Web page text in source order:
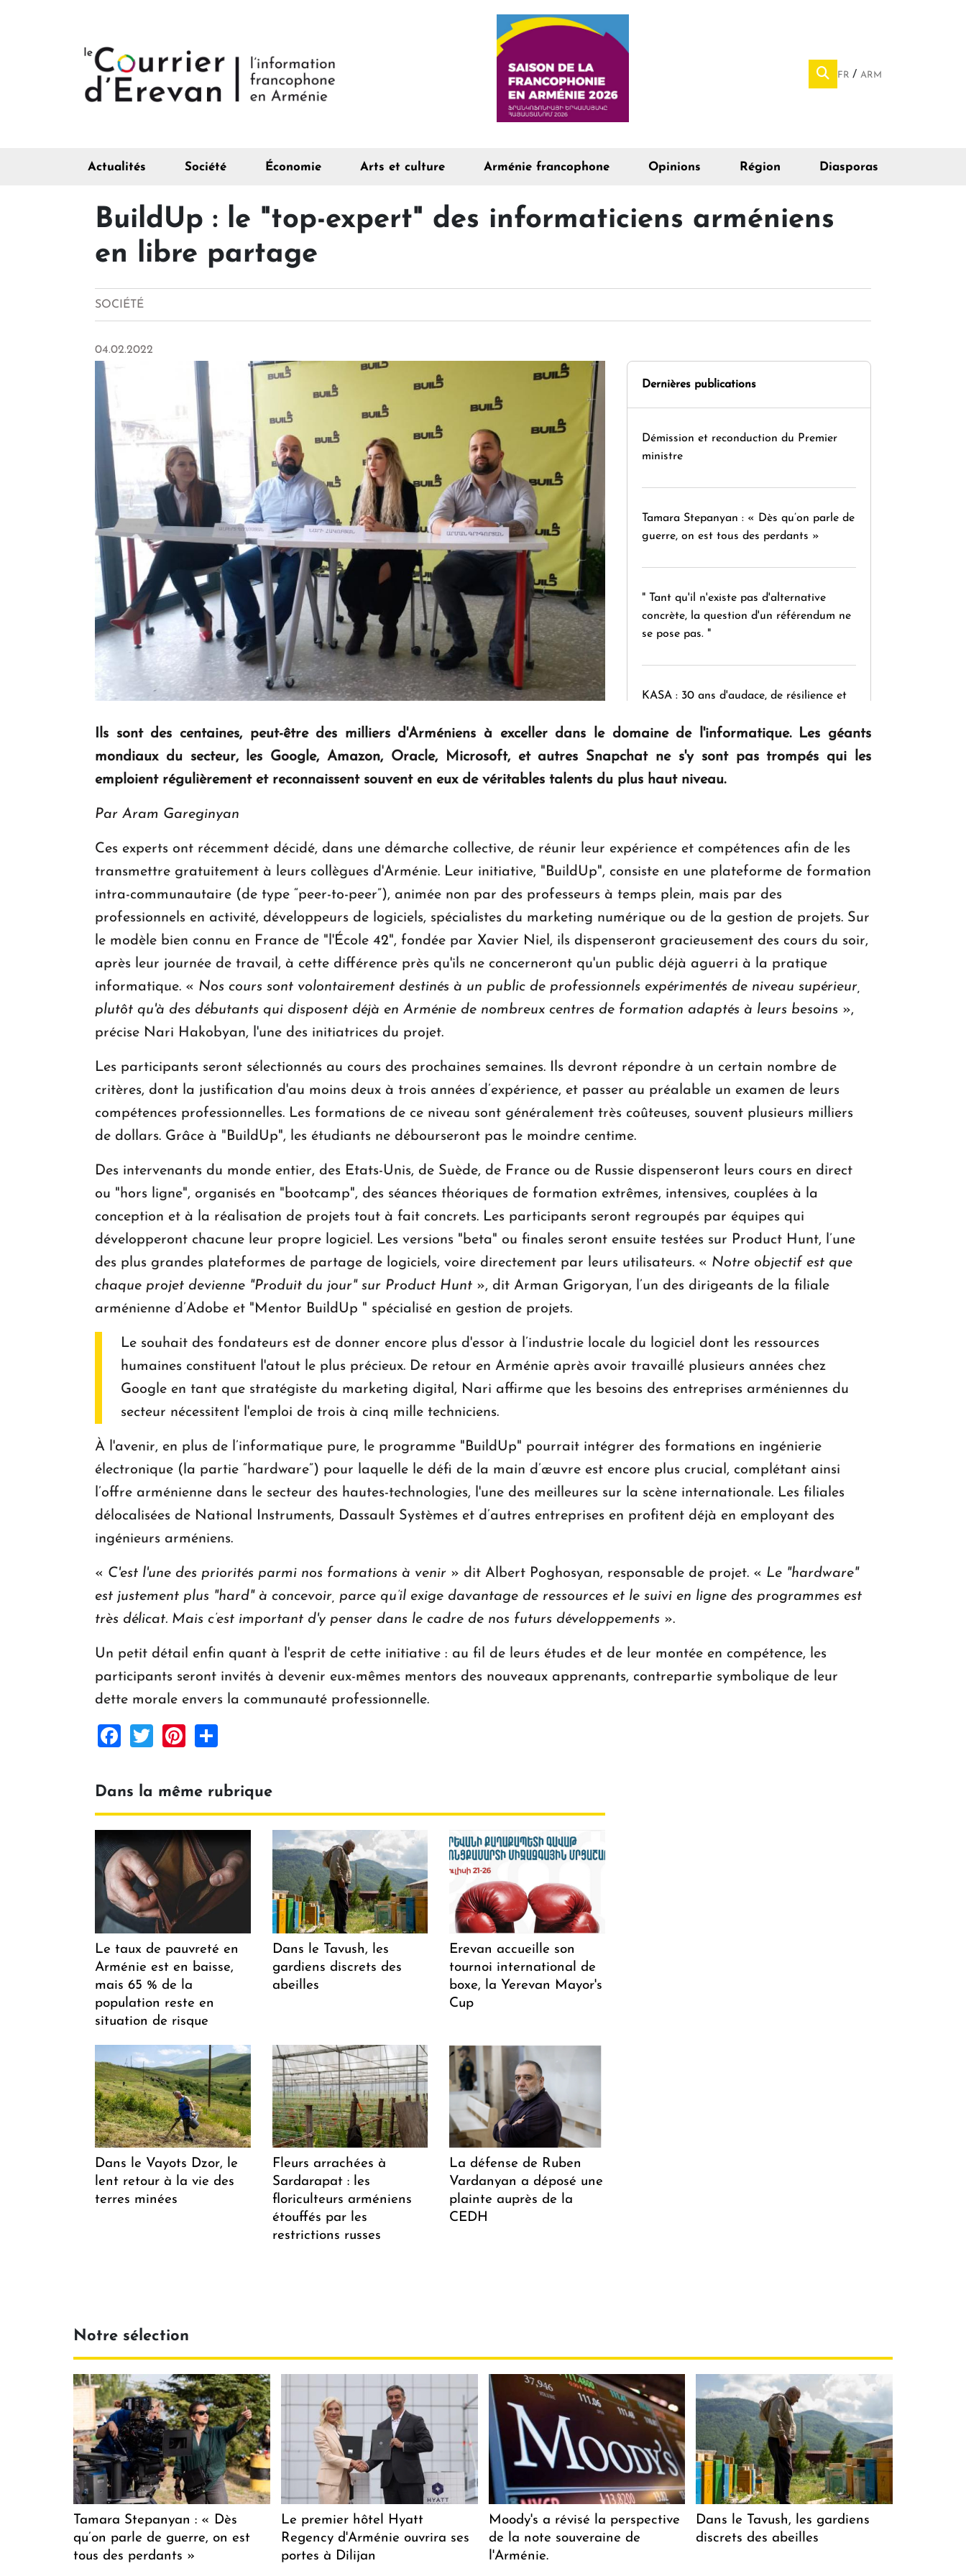
FR ARM
Actualités Société Économie Arts et culture Arménie francophone Opinions Région Diasporas
BuildUp : le "top-expert" des informaticiens arméniens
en libre partage
SOCIÉTÉ
04.02.2022
Dernières publications
Démission et reconduction du Premier
ministre
Tamara Stepanyan : « Dès qu’on parle de
guerre, on est tous des perdants »
" Tant qu'il n'existe pas d'alternative
concrète, la question d'un référendum ne
se pose pas. "
KASA : 30 ans d'audace, de résilience et
Le premier hôtel Hyatt Regency
Ils sont des centaines, peut-être des milliers d'Arméniens à exceller dans le domaine de l'informatique. Les géants
mondiaux du secteur, les Google, Amazon, Oracle, Microsoft, et autres Snapchat ne s'y sont pas trompés qui les
emploient régulièrement et reconnaissent souvent en eux de véritables talents du plus haut niveau.
Par Aram Gareginyan
Ces experts ont récemment décidé, dans une démarche collective, de réunir leur expérience et compétences afin de les
transmettre gratuitement à leurs collègues d'Arménie. Leur initiative, "BuildUp", consiste en une plateforme de formation
intra-communautaire (de type “peer-to-peer”), animée non par des professeurs à temps plein, mais par des
professionnels en activité, développeurs de logiciels, spécialistes du marketing numérique ou de la gestion de projets. Sur
le modèle bien connu en France de "l'École 42", fondée par Xavier Niel, ils dispenseront gracieusement des cours du soir,
après leur journée de travail, à cette différence près qu'ils ne concerneront qu'un public déjà aguerri à la pratique
informatique. « Nos cours sont volontairement destinés à un public de professionnels expérimentés de niveau supérieur,
plutôt qu'à des débutants qui disposent déjà en Arménie de nombreux centres de formation adaptés à leurs besoins »,
précise Nari Hakobyan, l'une des initiatrices du projet.
Les participants seront sélectionnés au cours des prochaines semaines. Ils devront répondre à un certain nombre de
critères, dont la justification d'au moins deux à trois années d’expérience, et passer au préalable un examen de leurs
compétences professionnelles. Les formations de ce niveau sont généralement très coûteuses, souvent plusieurs milliers
de dollars. Grâce à "BuildUp", les étudiants ne débourseront pas le moindre centime.
Des intervenants du monde entier, des Etats-Unis, de Suède, de France ou de Russie dispenseront leurs cours en direct
ou "hors ligne", organisés en "bootcamp", des séances théoriques de formation extrêmes, intensives, couplées à la
conception et à la réalisation de projets tout à fait concrets. Les participants seront regroupés par équipes qui
développeront chacune leur propre logiciel. Les versions "beta" ou finales seront ensuite testées sur Product Hunt, l’une
des plus grandes plateformes de partage de logiciels, voire directement par leurs utilisateurs. « Notre objectif est que
chaque projet devienne "Produit du jour" sur Product Hunt », dit Arman Grigoryan, l’un des dirigeants de la filiale
arménienne d’Adobe et "Mentor BuildUp " spécialisé en gestion de projets.
Le souhait des fondateurs est de donner encore plus d'essor à l’industrie locale du logiciel dont les ressources
humaines constituent l'atout le plus précieux. De retour en Arménie après avoir travaillé plusieurs années chez
Google en tant que stratégiste du marketing digital, Nari affirme que les besoins des entreprises arméniennes du
secteur nécessitent l'emploi de trois à cinq mille techniciens.
À l'avenir, en plus de l’informatique pure, le programme "BuildUp" pourrait intégrer des formations en ingénierie
électronique (la partie “hardware”) pour laquelle le défi de la main d’œuvre est encore plus crucial, complétant ainsi
l’offre arménienne dans le secteur des hautes-technologies, l'une des meilleures sur la scène internationale. Les filiales
délocalisées de National Instruments, Dassault Systèmes et d’autres entreprises en profitent déjà en employant des
ingénieurs arméniens.
« C'est l'une des priorités parmi nos formations à venir » dit Albert Poghosyan, responsable de projet. « Le "hardware"
est justement plus "hard" à concevoir, parce qu’il exige davantage de ressources et le suivi en ligne des programmes est
très délicat. Mais c’est important d'y penser dans le cadre de nos futurs développements ».
Un petit détail enfin quant à l'esprit de cette initiative : au fil de leurs études et de leur montée en compétence, les
participants seront invités à devenir eux-mêmes mentors des nouveaux apprenants, contrepartie symbolique de leur
dette morale envers la communauté professionnelle.
Facebook
TwitterPinterest
Dans la même rubrique
Le taux de pauvreté en
Arménie est en baisse,
mais 65 % de la
population reste en
situation de risque
Dans le Tavush, les
gardiens discrets des
abeilles
Erevan accueille son
tournoi international de
boxe, la Yerevan Mayor's
Cup
Dans le Vayots Dzor, le
lent retour à la vie des
terres minées
Fleurs arrachées à
Sardarapat : les
floriculteurs arméniens
étouffés par les
restrictions russes
La défense de Ruben
Vardanyan a déposé une
plainte auprès de la
CEDH
Notre sélection
Tamara Stepanyan : « Dès
qu’on parle de guerre, on est
tous des perdants »
Le premier hôtel Hyatt
Regency d'Arménie ouvrira ses
portes à Dilijan
Moody's a révisé la perspective
de la note souveraine de
l'Arménie.
Dans le Tavush, les gardiens
discrets des abeilles